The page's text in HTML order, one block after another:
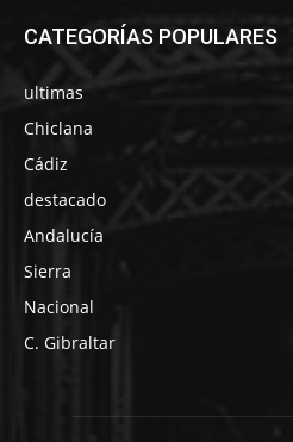
CATEGORÍAS POPULARES
ultimas
Chiclana
Cádiz
destacado
Andalucía
Sierra
Nacional
C. Gibraltar